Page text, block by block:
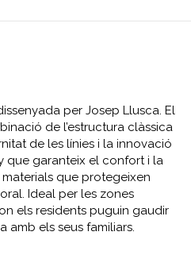
per Josep Llusca. El
de l’estructura clàssica
de les línies i la innovació
que garanteix el confort i la
que protegeixen
Ideal per les zones
els residents puguin gaudir
amb els seus familiars.